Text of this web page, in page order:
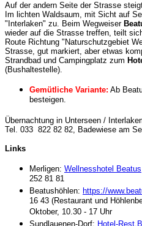
Auf der andern Seite der Strasse
Im lichten Waldsaum, mit Sicht auf
"Interlaken" zu. Beim Wegweiser
wieder auf die Strasse treffen, teilt
Route Richtung "Naturschutzgebiet
Strasse, gut markiert, aber etwas
Strandbad und Campingplatz zum
(Bushaltestelle).
Gemütliche Variante: Ab
besteigen.
Übernachtung in Unterseen /
Tel. 033 822 82 82, Badewiese am
Links
Merligen: Wellnesshotel Beatus
252 81 81
Beatushöhlen: https://
16 43 (Restaurant und
Oktober, 10.30 - 17 Uhr
Sundlauenen-Dorf: Hotel-